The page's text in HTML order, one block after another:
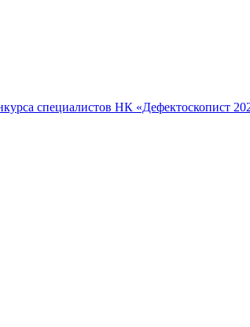
специалистов НК «Дефектоскопист